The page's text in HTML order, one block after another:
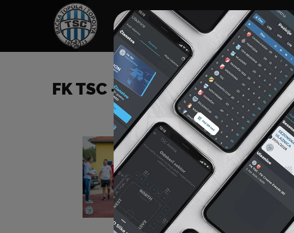
HOME SPONZORI NEWS GALERIJE A TIM
FK TSC – FK RADNIČKI 1923 (K)